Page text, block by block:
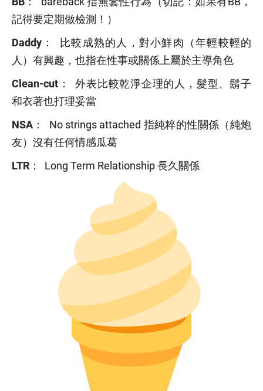
記得要定期做檢測！）
Daddy ： 比較成熟的人，對小鮮肉（年輕較輕的
人）有興趣，也指在性事或關係上屬於主導角色
Clean-cut ： 外表比較乾淨企理的人，髮型、鬍子
和衣著也打理妥當
NSA ： No strings attached 指純粹的性關係（純炮
友）沒有任何情感瓜葛
LTR ： Long Term Relationship 長久關係